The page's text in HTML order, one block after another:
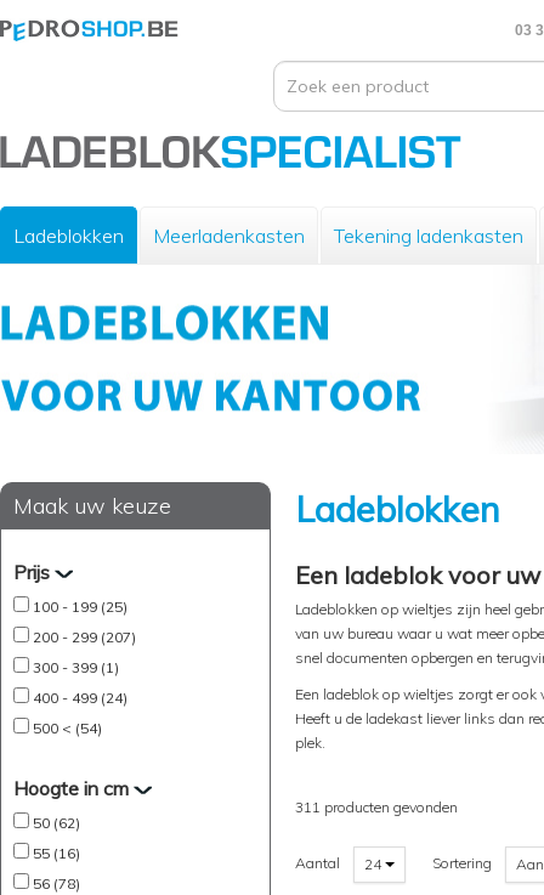
03
Ladeblokken Meerladenkasten Tekening ladenkasten
Maak uw keuze
Prijs
100 - 199 (25)
200 - 299 (207)
300 - 399 (1)
400 - 499 (24)
500 < (54)
Hoogte in cm
50 (62)
55 (16)
56 (78)
Ladeblokken
Een ladeblok voor
Ladeblokken op wieltjes zijn heel
van uw bureau waar u wat meer
snel documenten opbergen en
Een ladeblok op wieltjes zorgt er
Heeft u de ladekast liever links dan
plek.
311 producten gevonden
Aantal 24 Sortering